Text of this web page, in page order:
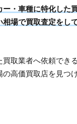
ー・車種に特化した
相場で買取査定をし
取業者へ依頼でき
の高価買取店を見つ